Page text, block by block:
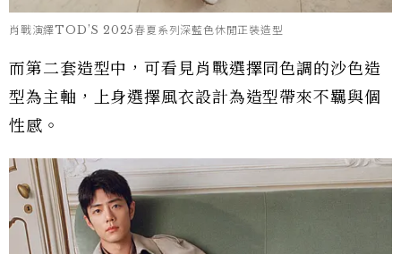
肖戰演繹TOD’S 2025春夏系列深藍色休閒正裝造型
而第二套造型中，可看見肖戰選擇同色調的沙色造
型為主軸，上身選擇風衣設計為造型帶來不羈與個
性感。